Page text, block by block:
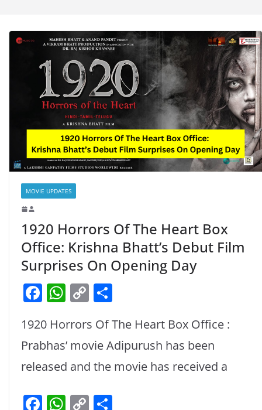
MOVIE UPDATES
1920 Horrors Of The Heart Box
Office: Krishna Bhatt’s Debut Film
Surprises On Opening Day
F
c
e
b
W
at
s
A
C
p
y
Li
ar
e
1920 Horrors Of The Heart Box Office :
Prabhas’ movie Adipurush has been
released and the movie has received a
F W C